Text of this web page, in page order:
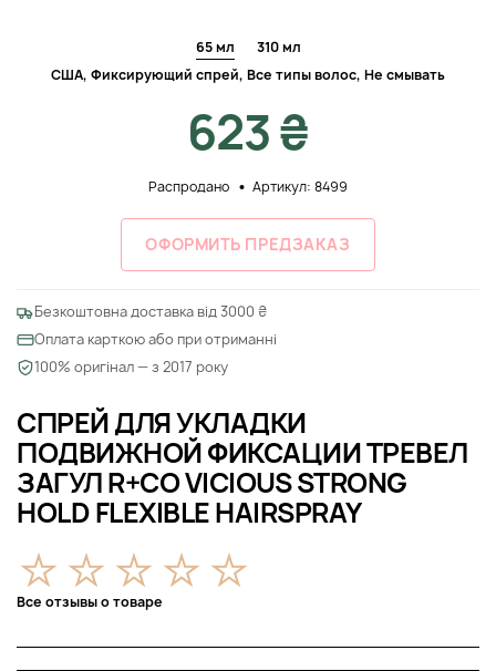
СПРЕЙ ДЛЯ УКЛАДКИ
ПОДВИЖНОЙ ФИКСАЦИИ ТРЕВЕЛ
ЗАГУЛ R+CO VICIOUS STRONG
HOLD FLEXIBLE HAIRSPRAY
Все отзывы о товаре
65 мл
310 мл
США, Фиксирующий спрей, Все типы волос, Не смывать
623 ₴
Распродано Артикул: 8499
ОФОРМИТЬ ПРЕДЗАКАЗ
Безкоштовна доставка від 3000 ₴
Оплата карткою або при отриманні
100% оригінал — з 2017 року